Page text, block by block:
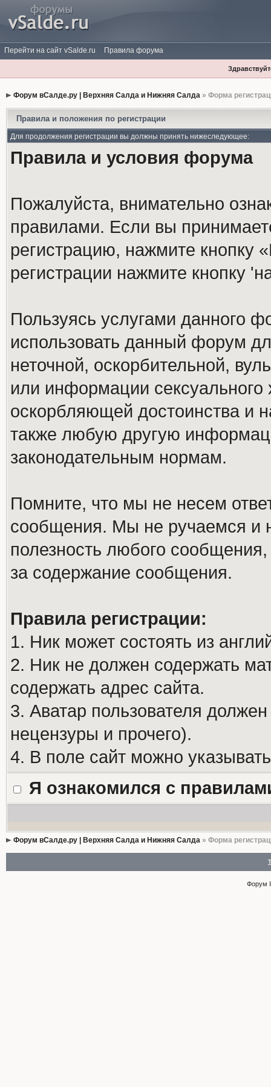
Перейти на сайт vSalde.ru Правила форума
Форум вСалде.ру | Верхняя Салда и Нижняя Салда» Форма
Правила и положения по регистрации
Для продолжения регистрации вы должны принять нижеследующее:
Правила и условия форума
Пожалуйста, внимательно
правилами. Если вы
регистрацию, нажмите кнопку
регистрации нажмите кнопку
Пользуясь услугами данного
использовать данный форум
неточной, оскорбительной,
или информации
оскорбляющей достоинства и
также любую другую
законодательным нормам.
Помните, что мы не несем
сообщения. Мы не ручаемся и
полезность любого
за содержание сообщения.
Правила регистрации:
1. Ник может состоять из
2. Ник не должен содержать
содержать адрес сайта.
3. Аватар пользователя
нецензуры и прочего).
4. В поле сайт можно
Я ознакомился с
Форум вСалде.ру | Верхняя Салда и Нижняя Салда» Форма
Форум